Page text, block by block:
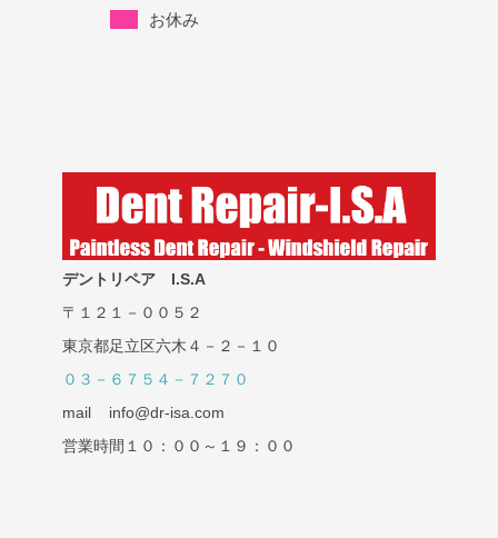
お休み
デントリペア I.S.A
〒１２１－００５２
東京都足立区六木４－２－１０
０３－６７５４－７２７０
mail info@dr-isa.com
営業時間１０：００～１９：００